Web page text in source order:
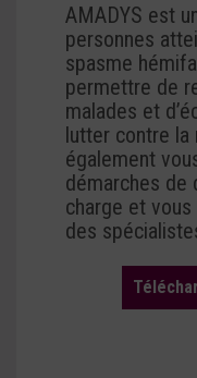
AMADYS est
personnes
spasme
permettre de
malades et
lutter contre la
également
démarches de
charge et
des